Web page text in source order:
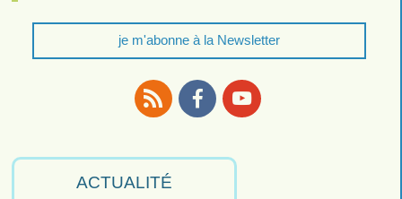
je m'abonne à la Newsletter
ACTUALITÉ